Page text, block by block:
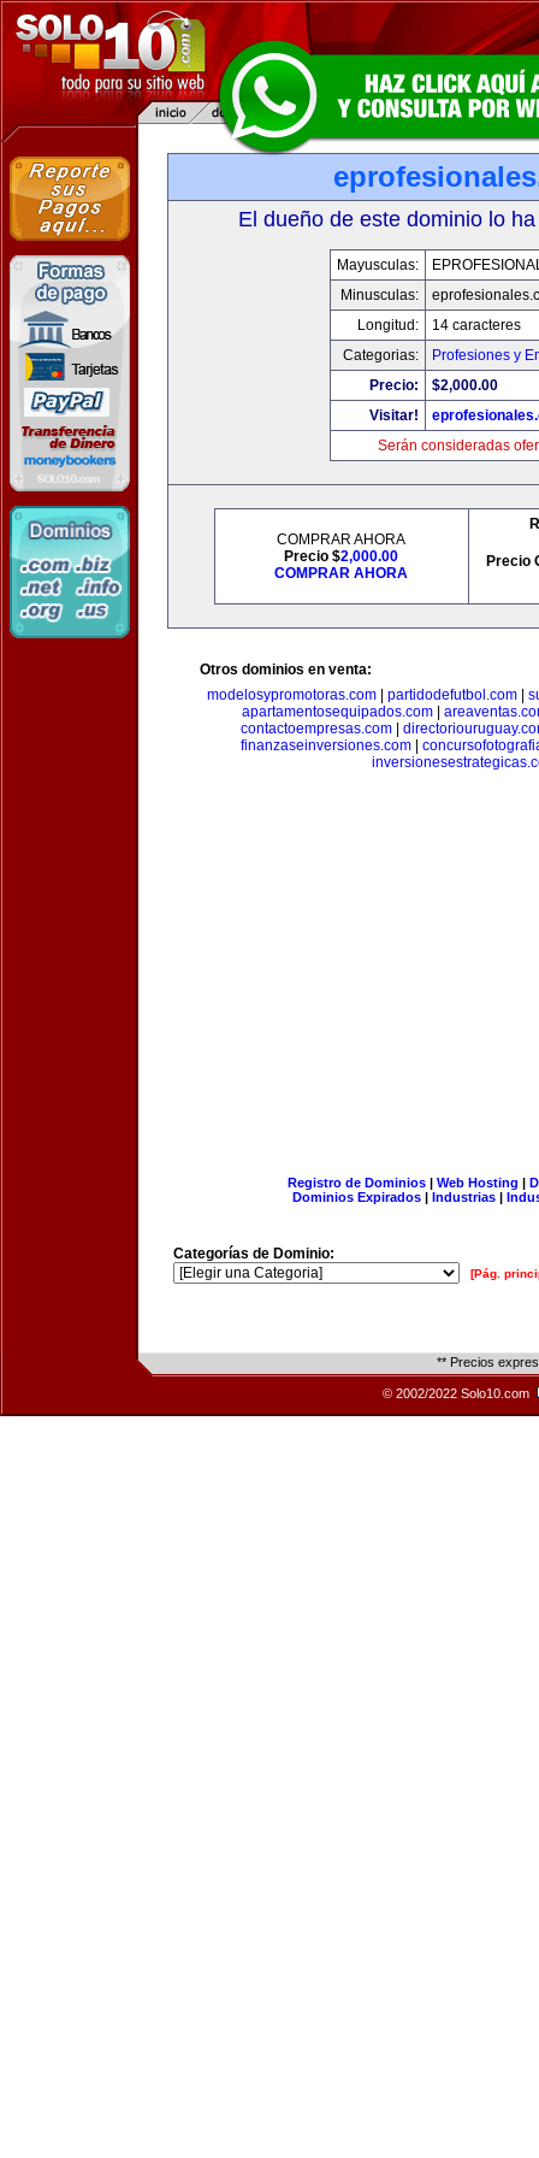
El dueño de este dominio lo
Mayusculas:
Minusculas:
Longitud:
14 caracteres
Categorias:
Profesiones y
Precio:
$2,000.00
Visitar!
Serán consideradas
COMPRAR AHORA
Precio $2,000.00
COMPRAR AHORA
Precio
Otros dominios en venta:
modelosypromotoras.com| partidodefutbol.com|
apartamentosequipados.com|
contactoempresas.com
finanzaseinversiones.com
Registro de Dominios| Web Hosting |
Dominios Expirados | Industrias |
Categorías de Dominio:
[Pág.
** Precios
© 2002/2022 Solo10.com